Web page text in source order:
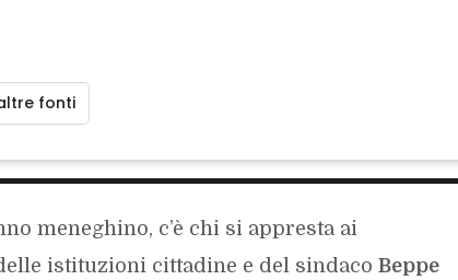
fonti
meneghino, c’è chi si appresta ai
istituzioni cittadine e del sindaco Beppe